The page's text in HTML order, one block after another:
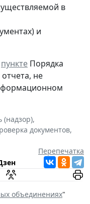
в
и
пункте Порядка
не
(надзор),
документов,
Перепечатка
объединениях"